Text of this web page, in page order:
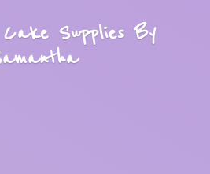
SuppliesBy